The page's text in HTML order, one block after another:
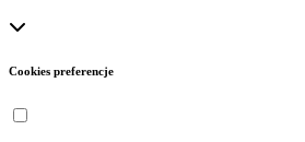
Cookies preferencje